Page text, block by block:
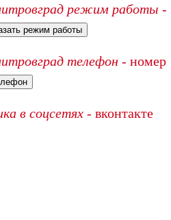
режим работы -
режим работы
телефон - номер
в соцсетях - вконтакте